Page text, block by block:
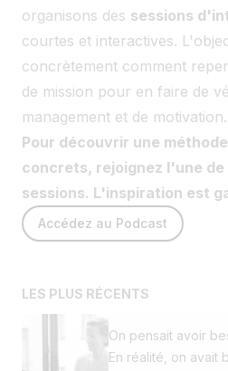
organisons des sessions
courtes et interactives.
concrètement comment
de mission pour en faire de
management et de motivation.
Pour découvrir une
concrets, rejoignez l'une de
sessions. L'inspiration est
Accédez au Podcast
LES PLUS RÉCENTS
On pensait avoir
En réalité, on avait